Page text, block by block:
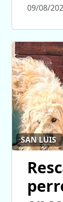
09/08/
SAN LUIS